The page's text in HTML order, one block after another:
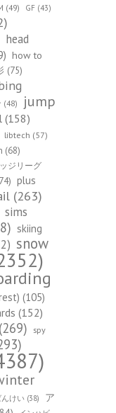
(49) GF (43)
head
how to
(75)
(48)
jump
(158)
libtech (57)
(68)
ジリーグ
plus
(263)
sims
skiing
snow
(105)
(152)
(269)
spy
けい (38)
ア